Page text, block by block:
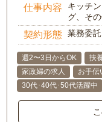
仕事内容
キッチ
グ、そ
契約形態 業務委託
週2〜3日からOK 扶
家政婦の求人
お手伝
30代･40代･50代活躍中